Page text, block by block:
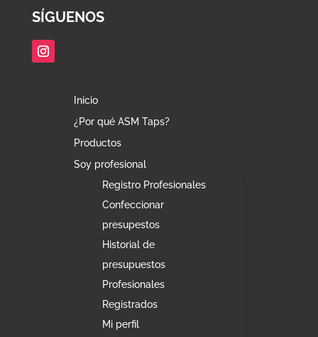
SÍGUENOS
Inicio
¿Por qué ASM Taps?
Productos
Soy profesional
Registro Profesionales
Confeccionar
presupestos
Historial de
presupuestos
Profesionales
Registrados
Mi perfil